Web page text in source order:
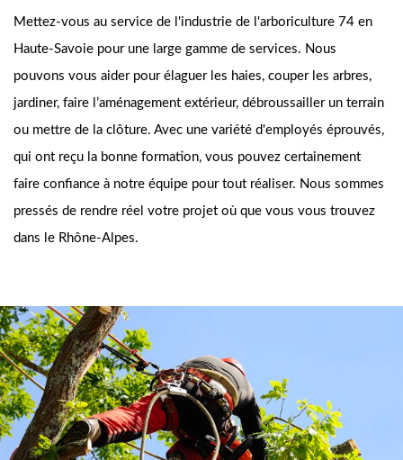
Mettez-vous au service de l'industrie de l'arboriculture 74 en
Haute-Savoie pour une large gamme de services. Nous
pouvons vous aider pour élaguer les haies, couper les arbres,
jardiner, faire l’aménagement extérieur, débroussailler un terrain
ou mettre de la clôture. Avec une variété d'employés éprouvés,
qui ont reçu la bonne formation, vous pouvez certainement
faire confiance à notre équipe pour tout réaliser. Nous sommes
pressés de rendre réel votre projet où que vous vous trouvez
dans le Rhône-Alpes.